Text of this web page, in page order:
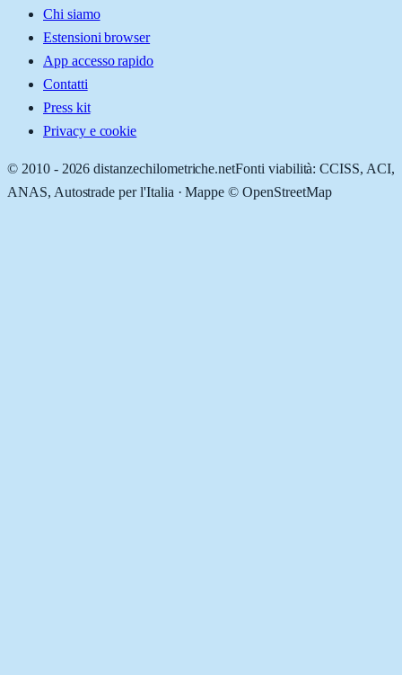
Chi siamo
Estensioni browser
App accesso rapido
Contatti
Press kit
Privacy e cookie
© 2010 - 2026 distanzechilometriche.netFonti viabilità: CCISS, ACI,
ANAS, Autostrade per l'Italia · Mappe © OpenStreetMap